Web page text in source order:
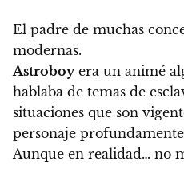
El padre de muchas
modernas.
Astroboyera un animé
hablaba de temas de
situaciones que son
personaje
Aunque en realidad… no